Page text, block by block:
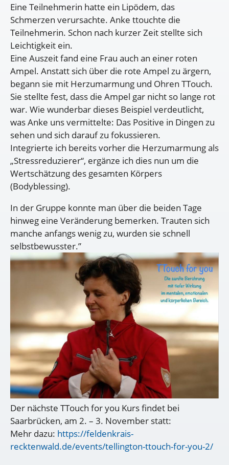
Eine Teilnehmerin hatte ein Lipödem, das
Schmerzen verursachte. Anke ttouchte die
Teilnehmerin. Schon nach kurzer Zeit stellte sich
Leichtigkeit ein.
Eine Auszeit fand eine Frau auch an einer roten
Ampel. Anstatt sich über die rote Ampel zu ärgern,
begann sie mit Herzumarmung und Ohren TTouch.
Sie stellte fest, dass die Ampel gar nicht so lange rot
war. Wie wunderbar dieses Beispiel verdeutlicht,
was Anke uns vermittelte: Das Positive in Dingen zu
sehen und sich darauf zu fokussieren.
Integrierte ich bereits vorher die Herzumarmung als
„Stressreduzierer“, ergänze ich dies nun um die
Wertschätzung des gesamten Körpers
(Bodyblessing).
In der Gruppe konnte man über die beiden Tage
hinweg eine Veränderung bemerken. Trauten sich
manche anfangs wenig zu, wurden sie schnell
selbstbewusster.”
Der nächste TTouch for you Kurs findet bei
Saarbrücken, am 2. – 3. November statt:
Mehr dazu: https://feldenkrais-
recktenwald.de/events/tellington-ttouch-for-you-2/